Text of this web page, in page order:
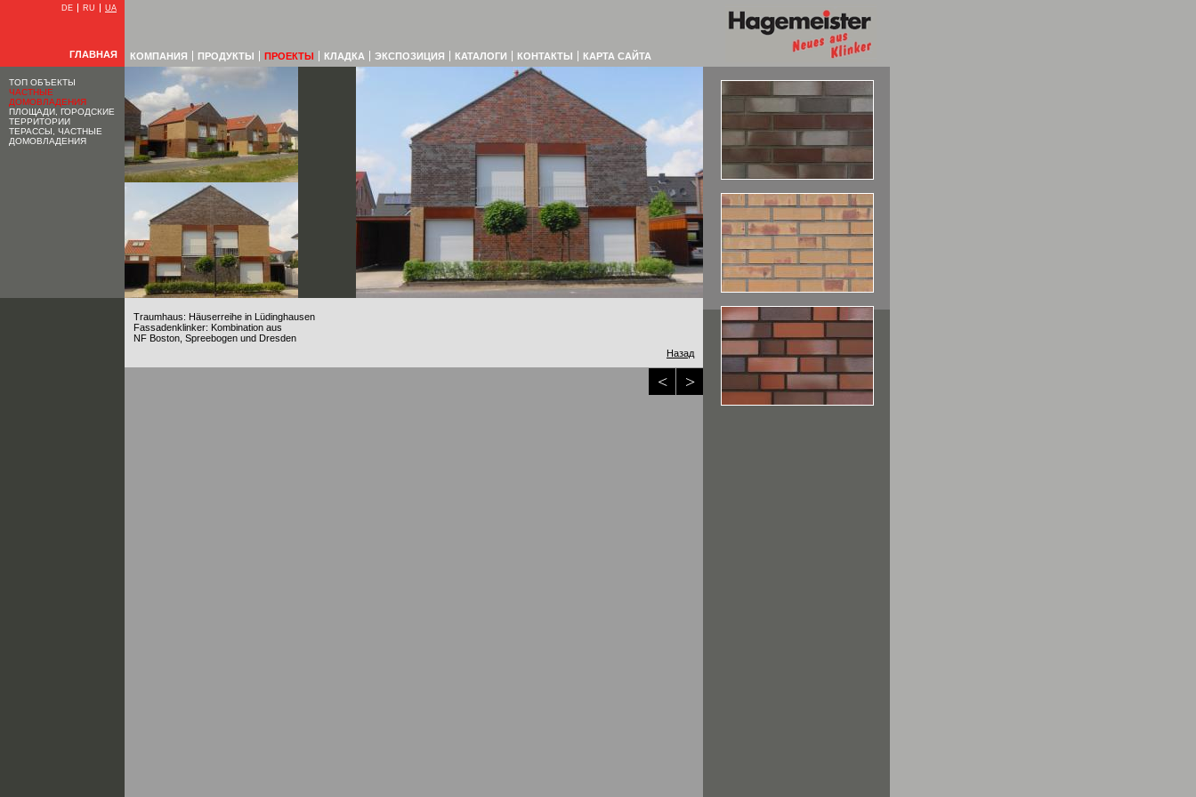
DE RU UA
ГЛАВНАЯ КОМПАНИЯ ПРОДУКТЫ ПРОЕКТЫ КЛАДКА ЭКСПОЗИЦИЯ КАТАЛОГИ КОНТАКТЫ КАРТА САЙТА
ТОП ОБЪЕКТЫ
ЧАСТНЫЕ
ДОМОВЛАДЕНИЯ
ПЛОЩАДИ, ГОРОДСКИЕ
ТЕРРИТОРИИ
ТЕРАССЫ, ЧАСТНЫЕ
ДОМОВЛАДЕНИЯ
Traumhaus: Häuserreihe in Lüdinghausen
Fassadenklinker: Kombination aus
NF Boston, Spreebogen und Dresden
Назад
>
<